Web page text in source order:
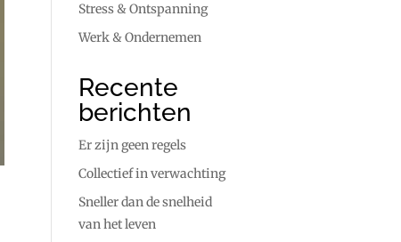
Stress & Ontspanning
Werk & Ondernemen
Recente
berichten
Er zijn geen regels
Collectief in verwachting
Sneller dan de snelheid
van het leven